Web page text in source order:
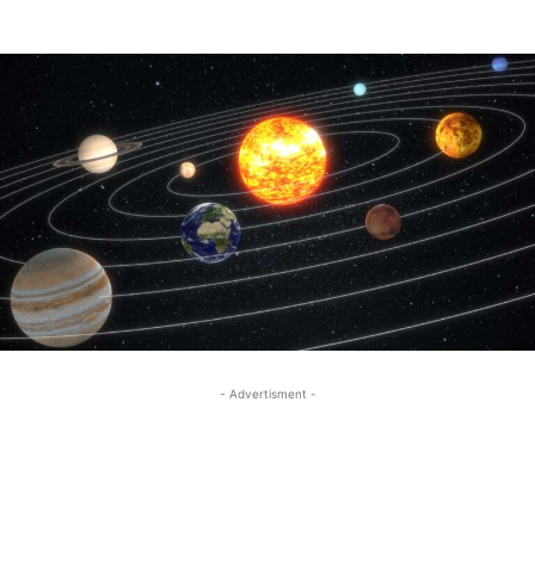
- Advertisment -